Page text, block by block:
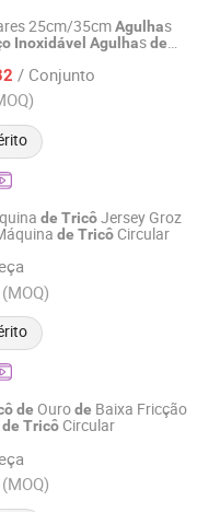
25cm/35cmAgulhas
Inoxidável Agulhasde
/ Conjunto
de TricôJersey Groz
de Tricô Circular
(MOQ)
de Ourode Baixa Fricção
de Tricô Circular
(MOQ)